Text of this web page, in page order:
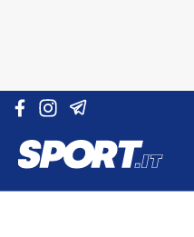
Vai al contenuto